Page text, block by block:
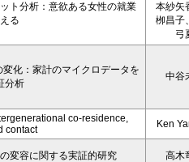
ト分析：意欲ある女性の就業
る
本紗矢
栁昌子
弓
化：家計のマイクロデータを
分析
中谷
co-residence,
contact
Ken
変容に関する実証的研究 高木